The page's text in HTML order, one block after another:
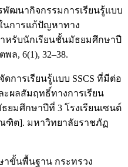
พัฒนากิจกรรมการเรียนรู้แบบ
นการแก้ปัญหาทาง
หรับนักเรียนชั้นมัธยมศึกษาปี
ล, 6(1), 32–38.
ดการเรียนรู้แบบ SSCS ที่มีต่อ
ผลสัมฤทธิ์ทางการเรียน
มศึกษาปีที่ 3 โรงเรียนเซนต์
ฑิต]. มหาวิทยาลัยราชภัฏ
ขั้นพื้นฐาน กระทรวง